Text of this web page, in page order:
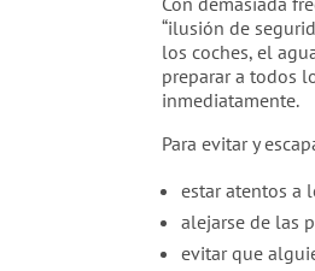
“ilusión de
los coches, el
preparar a todos
inmediatamente.
Para evitar y
estar atentos a
alejarse de las
evitar que